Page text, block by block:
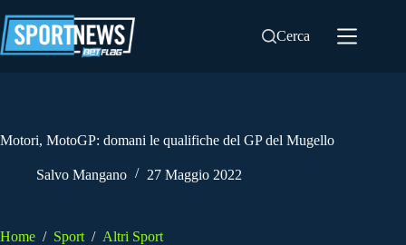
al
contenuto
Cerca
Motori, MotoGP: domani le qualifiche del GP del Mugello
Salvo Mangano 27 Maggio 2022
Home / Sport / Altri Sport